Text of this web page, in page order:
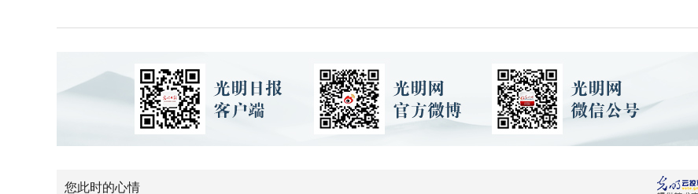
您此时的心情